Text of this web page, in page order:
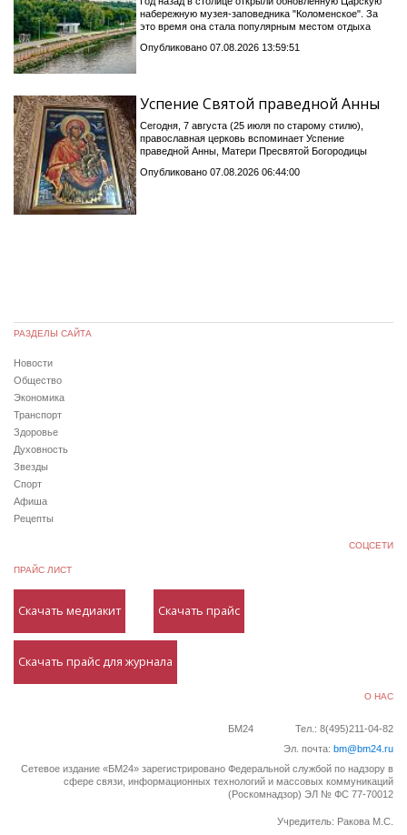
набережную музея-заповедника "Коломенское". За
это время она стала популярным местом отдыха
Опубликовано 07.08.2026 13:59:51
Успение Святой праведной Анны
Сегодня, 7 августа (25 июля по старому стилю),
православная церковь вспоминает Успение
праведной Анны, Матери Пресвятой Богородицы
Опубликовано 07.08.2026 06:44:00
РАЗДЕЛЫ САЙТА
Новости
Общество
Экономика
Транспорт
Здоровье
Духовность
Звезды
Спорт
Афиша
Рецепты
СОЦСЕТИ
ПРАЙС ЛИСТ
Скачать медиакит Скачать прайс
Скачать прайс для журнала
О НАС
БМ24
Тел.: 8(495)211-04-82
Эл. почта: bm@bm24.ru
Сетевое издание «БМ24» зарегистрировано Федеральной службой по надзору в
сфере связи, информационных технологий и массовых коммуникаций
(Роскомнадзор) ЭЛ № ФС 77-70012
Учредитель: Ракова М.С.